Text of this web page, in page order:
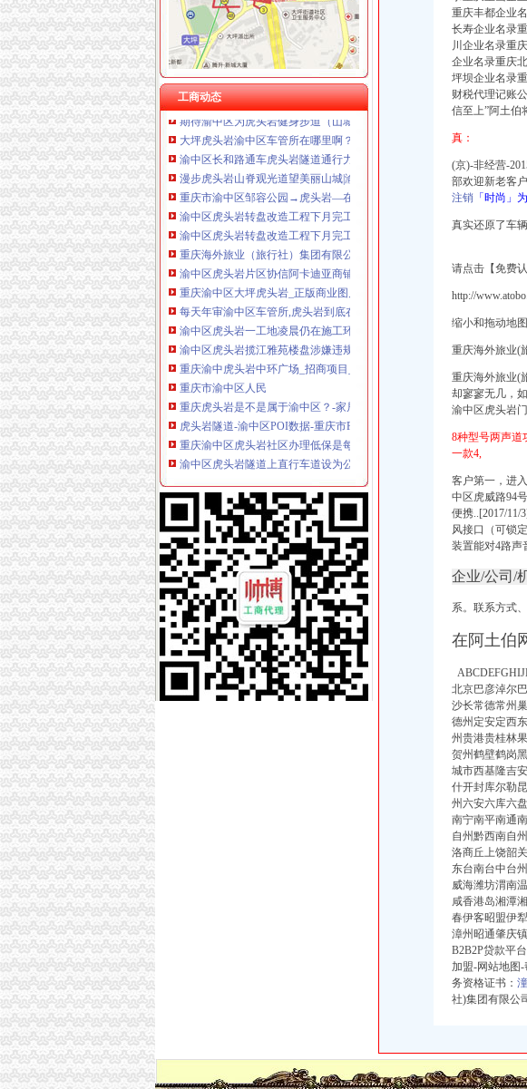
工商动态
【7图】（出售）渝中区虎头岩协信品质小区精装两房,重庆渝中大坪
大坪虎头岩渝中区车管所在哪里啊？-重庆摩友交流区-摩托车论坛-
重庆出售：渝中区虎头岩转盘火锅一条街门面出售-重庆爱问分类
渝中区虎头岩转盘改造工程下月完工-搜狐滚动
期待渝中区为虎头岩健身步道（山城公园）修一个厕所-重庆网络
大坪虎头岩渝中区车管所在哪里啊？-重庆摩友交流区-摩托车论坛-
渝中区长和路通车虎头岩隧道通行力缓解-重庆搜狐焦点
漫步虎头岩山脊观光道望美丽山城|渝中区|山脊|长和_新浪新闻
重庆市渝中区邹容公园→虎头岩—在线播放—优酷网,高清在线
渝中区虎头岩转盘改造工程下月完工--时政--人民网
渝中区虎头岩转盘改造工程下月完工_房产重庆站_腾讯网
重庆海外旅业（旅行社）集团有限公司渝中区虎头岩门市部
渝中区虎头岩片区协信阿卡迪亚商铺出售,渝中大坪总部城月租6800小
重庆渝中区大坪虎头岩_正版商业图片_昵图网nipic.com
每天年审渝中区车管所,虎头岩到底在哪里？-开车那些事-买车用车-重
渝中区虎头岩一工地凌晨仍在施工环保局依法查处_重庆频道_凤凰网
渝中区虎头岩揽江雅苑楼盘涉嫌违规收取高额团购费_重庆市公开
重庆渝中虎头岩中环广场_招商项目_商业地产中国招商网
重庆市渝中区人民
重庆虎头岩是不是属于渝中区？-家居装修互动问答
虎头岩隧道-渝中区POI数据-重庆市POI数据-中国POI数据
重庆渝中区虎头岩社区办理低保是每月的1-10号吗？-爱问知识人
渝中区虎头岩隧道上直行车道设为公交专用车道,并能通行的小车扣分
渝中区虎头岩虎歇路规划设计不合理,导致汽车噪音、喇叭声噪音污
期待渝中区为虎头岩健身步道（山城公园）修一个厕所-重庆网络
渝中虎头岩隧道口一汽车着火未造员伤亡_新浪重庆_新浪网
渝中区高九路大坪虎头岩黄荆社13号协信阿卡迪亚20栋1-1二手房价格-
渝中区虎头岩一工地凌晨仍在施工环保局依法查处_重庆频道_凤凰网
【渝中区虎头岩学车哪里？虎头岩考驾照快可分期的好驾校】价格_
现房！现房！渝中区虎头岩揽江雅苑小洋房在售！！！,渝中区经纬大
渝中区虎头岩交通便利临近商圈163万3房豪装家电齐全拎包入,重
渝中区大化路项目开工虎头岩将修道路直通化龙桥——人民网·重庆视
渝中区虎头岩一线江景叠拼送超大观江露台,您,值得拥有,重庆渝中
渝中区投入1000万元整虎头岩“污水瀑布”重庆新闻联播—
渝中区虎头岩总部城施工放致楼体破损-重庆网络问政平台
【重庆市渝中区石油路街道虎头岩社区居民委员会】重庆市渝中区石油
重庆餐饮美食-重庆渝中区德渔府（虎头岩店）店铺-德渔府（虎头岩店
渝中区虎头岩隧道口一汽车着火扑救及时未造员伤亡-华龙网html5版
大坪虎头岩渝中区车管所在哪里啊？-重庆摩友交流区-摩托车论坛-
重庆渝中区虎头岩---重庆九滨路（黄杨路24号）大鼎世纪滨江,鹅公
现房！现房！渝中区虎头岩揽江雅苑小洋房在售！,渝中区经纬大道虎
渝中交通要道虎头岩隧道至华村立交段明日封闭5小时_重庆频道_凤凰网
大坪虎头岩渝中区车管所在哪里啊？-重庆摩友交流区-摩托车论坛-
地址：重庆渝中区虎头岩中悦健身房（总部城旁边）_重庆吧_百度贴吧
渝中区虎头岩转盘改造工程下月完工_房产资讯-黔江房天下
渝中区虎头岩+写字楼+稀缺政企合作-[中国招商网重庆站]
重庆出售：渝中区大坪虎头岩转盘1楼临街门面超大外摆空间-重庆爱
重庆丰都企业
长寿企业名录
川企业名录重
企业名录重庆
坪坝企业名录
财税代理记账
信至上”阿土伯
真：
(京)-非经营-
部欢迎新老客
注销 「时尚」
真实还原了车
请点击【免费
http://
缩小和拖动地
重庆海外旅业(
重庆海外旅业(
却寥寥无几，
渝中区虎头岩
8种型号两声道
一款4,
客户第一，进
中区虎威路94
便携..[2017/11/
风接口（可锁
装置能对4路
企业/公司/
系。联系方式
在阿土伯
北京巴彦淖尔
沙长常德常州
德州定安定西
州贵港贵桂林
贺州鹤壁鹤岗
城市西基隆吉
什开封库尔勒
州六安六库六
南宁南平南通
自州黔西南自
洛商丘上饶韶
东台南台中台
威海潍坊渭南
咸香港岛湘潭
春伊客昭盟伊
漳州昭通肇庆
B2B2P贷款平
加盟-网站地图-
务资格证书：
社)集团有限公